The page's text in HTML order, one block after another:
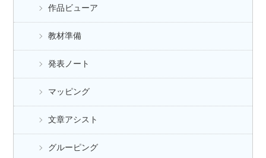
作品ビューア
教材準備
発表ノート
マッピング
文章アシスト
グルーピング